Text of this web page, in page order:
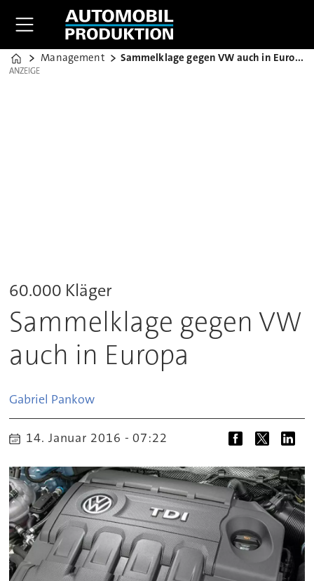
Home
Management Sammelklage gegen VW auch in Europa
ANZEIGE
ANZEIGE
60.000 Kläger
Sammelklage gegen VW
auch in Europa
Gabriel Pankow
14. Januar 2016 - 07:22